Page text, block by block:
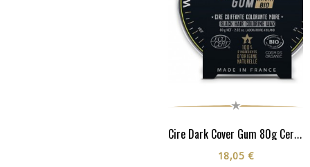
Cire Dark Cover Gum 80g Certifiée Cosmos Organic**
18,05 €